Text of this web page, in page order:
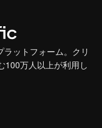
ットフォーム。クリ
100万人以上が利用し